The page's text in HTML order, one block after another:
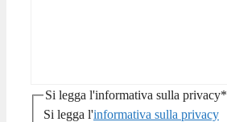
Si legga l'informativa sulla privacy*
Si legga l'informativa sulla privacy